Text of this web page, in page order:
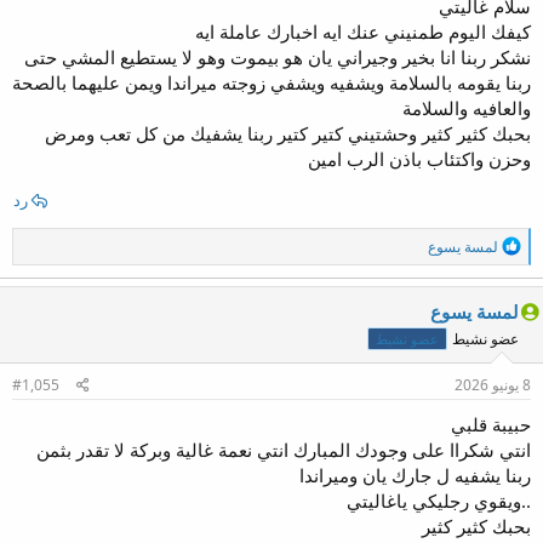
سلام غاليتي
كيفك اليوم طمنيني عنك ايه اخبارك عاملة ايه
نشكر ربنا انا بخير وجيراني يان هو بيموت وهو لا يستطيع المشي حتى
ربنا يقومه بالسلامة ويشفيه ويشفي زوجته ميراندا ويمن عليهما بالصحة
والعافيه والسلامة
بحبك كثير كثير وحشتيني كتير كتير ربنا يشفيك من كل تعب ومرض
وحزن واكتئاب باذن الرب امين
رد
ا
ل
ت
ا
ع
ت
:
لمسة يسوع
لمسة يسوع
عضو نشيط عضو نشيط
8 يونيو 2026 #1,055
حبيبة قلبي
انتي شكراا على وجودك المبارك انتي نعمة غالية وبركة لا تقدر بثمن
ربنا يشفيه ل جارك يان وميراندا
..ويقوي رجليكي ياغاليتي
بحبك كثير كثير